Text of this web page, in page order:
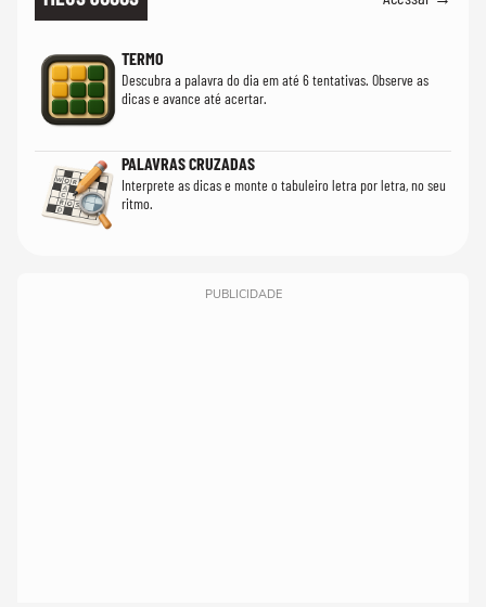
TERMO
Descubra a palavra do dia em até 6 tentativas. Observe as
dicas e avance até acertar.
PALAVRAS CRUZADAS
Interprete as dicas e monte o tabuleiro letra por letra, no seu
ritmo.
PUBLICIDADE